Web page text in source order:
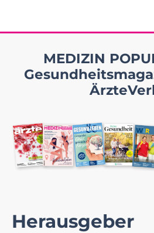
MEDIZIN
Herausgeber